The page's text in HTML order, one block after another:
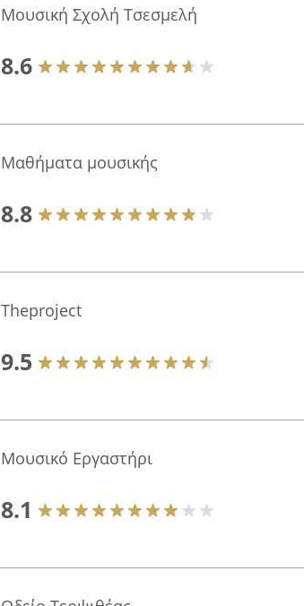
Μουσική Σχολή Τσεσμελή
8.6
Μαθήματα μουσικής
8.8
Theproject
9.5
Μουσικό Εργαστήρι
8.1